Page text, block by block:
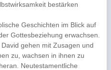
bestärken
Geschichten im Blick auf
Gottesbeziehung erwachsen.
gehen mit Zusagen und
zu, wachsen in ihnen zu
Neutestamentliche